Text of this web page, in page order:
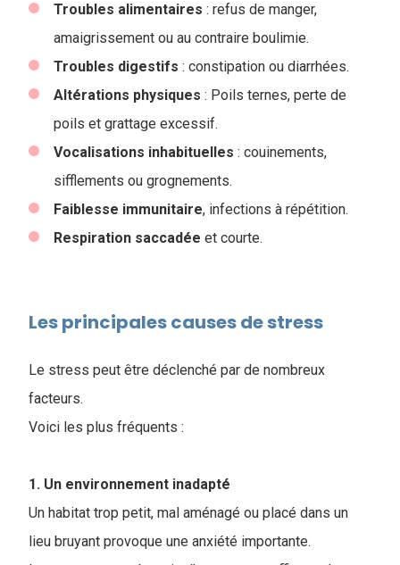
Troubles alimentaires : refus de manger,
amaigrissement ou au contraire boulimie.
Troubles digestifs : constipation ou diarrhées.
Altérations physiques : Poils ternes, perte de
poils et grattage excessif.
Vocalisations inhabituelles : couinements,
sifflements ou grognements.
Faiblesse immunitaire, infections à répétition.
Respiration saccadée et courte.
Les principales causes de stress
Le stress peut être déclenché par de nombreux
facteurs.
Voici les plus fréquents :
1. Un environnement inadapté
Un habitat trop petit, mal aménagé ou placé dans un
lieu bruyant provoque une anxiété importante.